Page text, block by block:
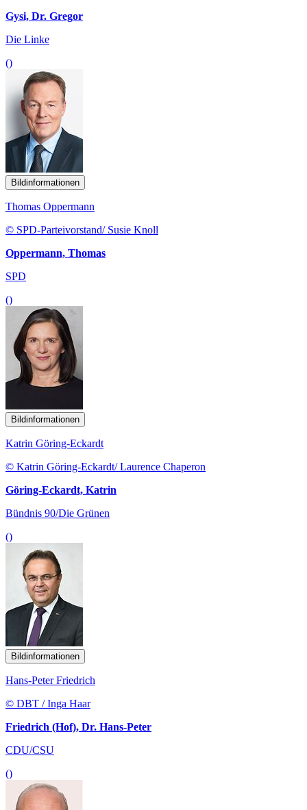
Gysi, Dr. Gregor
Die Linke
()
Bildinformationen
Thomas Oppermann
© SPD-Parteivorstand/ Susie Knoll
Oppermann, Thomas
SPD
()
Bildinformationen
Katrin Göring-Eckardt
© Katrin Göring-Eckardt/ Laurence Chaperon
Göring-Eckardt, Katrin
Bündnis 90/Die Grünen
()
Bildinformationen
Hans-Peter Friedrich
© DBT / Inga Haar
Friedrich (Hof), Dr. Hans-Peter
CDU/CSU
()